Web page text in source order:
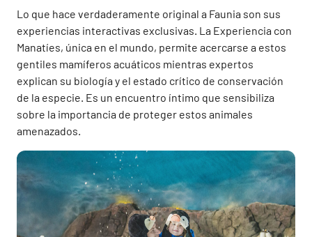
Lo que hace verdaderamente original a Faunia son sus
experiencias interactivas exclusivas. La Experiencia con
Manatíes, única en el mundo, permite acercarse a estos
gentiles mamíferos acuáticos mientras expertos
explican su biología y el estado crítico de conservación
de la especie. Es un encuentro íntimo que sensibiliza
sobre la importancia de proteger estos animales
amenazados.